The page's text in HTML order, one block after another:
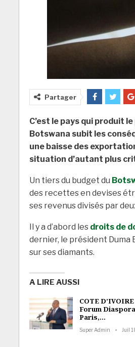
Partager
C’est le pays qui produit
Botswana subit les
une baisse des
situation d’autant plus
Un tiers du budget du
des recettes en devises
ses revenus divisés par
Il y a d’abord les droits de
dernier, le président
sur ses diamants.
A LIRE AUSSI
COTE
Forum
Paris,…
Super Admin Juil